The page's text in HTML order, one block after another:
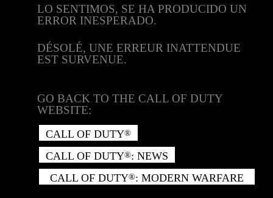
LO SENTIMOS, SE HA PRODUCIDO UN
ERROR INESPERADO.
DÉSOLÉ, UNE ERREUR INATTENDUE
EST SURVENUE.
GO BACK TO THE CALL OF DUTY
WEBSITE:
CALL OF DUTY®
CALL OF DUTY®: NEWS
CALL OF DUTY®: MODERN WARFARE